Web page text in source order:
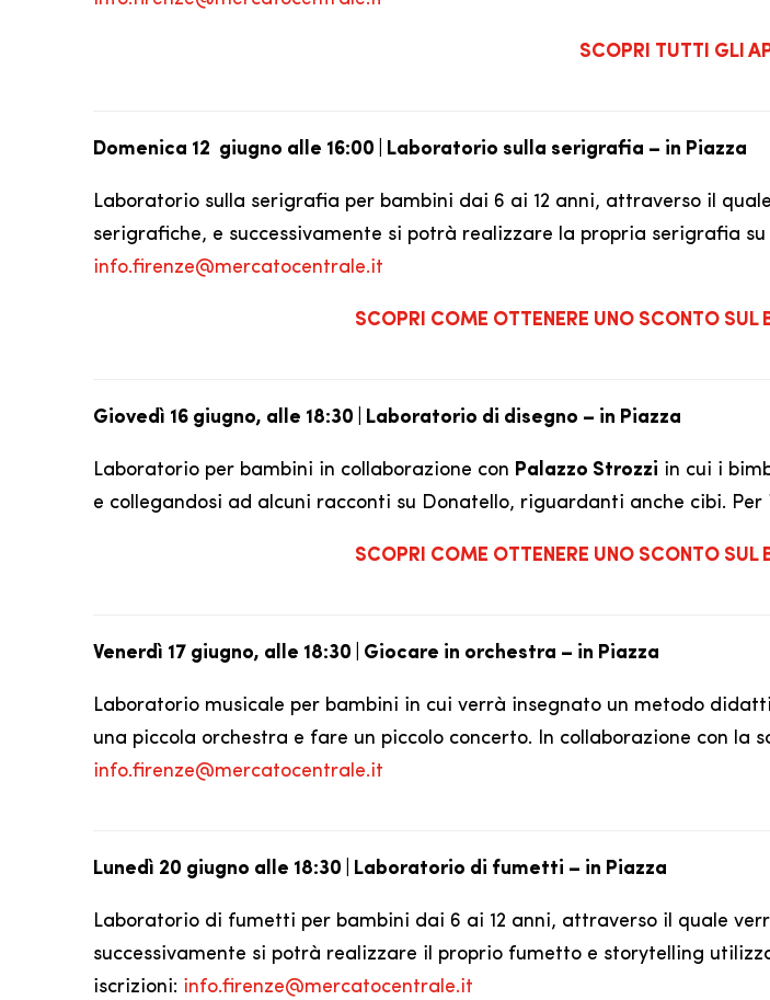
SCOPRI TUTTI GLI
Domenica 12 giugno alle 16:00 | Laboratorio sulla serigrafia – in Piazza
Laboratorio sulla serigrafia per bambini dai 6 ai 12 anni, attraverso il
serigrafiche, e successivamente si potrà realizzare la propria serigrafia
info.firenze@mercatocentrale.it
SCOPRI COME OTTENERE UNO SCONTO
Giovedì 16 giugno, alle 18:30 | Laboratorio di disegno – in Piazza
Laboratorio per bambini in collaborazione con Palazzo Strozzi in cui i
e collegandosi ad alcuni racconti su Donatello, riguardanti anche cibi. Per
SCOPRI COME OTTENERE UNO SCONTO
Venerdì 17 giugno, alle 18:30 | Giocare in orchestra – in Piazza
Laboratorio musicale per bambini in cui verrà insegnato un metodo
una piccola orchestra e fare un piccolo concerto. In collaborazione con la
info.firenze@mercatocentrale.it
Lunedì 20 giugno alle 18:30 | Laboratorio di fumetti – in Piazza
Laboratorio di fumetti per bambini dai 6 ai 12 anni, attraverso il quale
successivamente si potrà realizzare il proprio fumetto e storytelling
iscrizioni: info.firenze@mercatocentrale.it